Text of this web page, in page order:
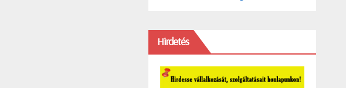
Hirdetés